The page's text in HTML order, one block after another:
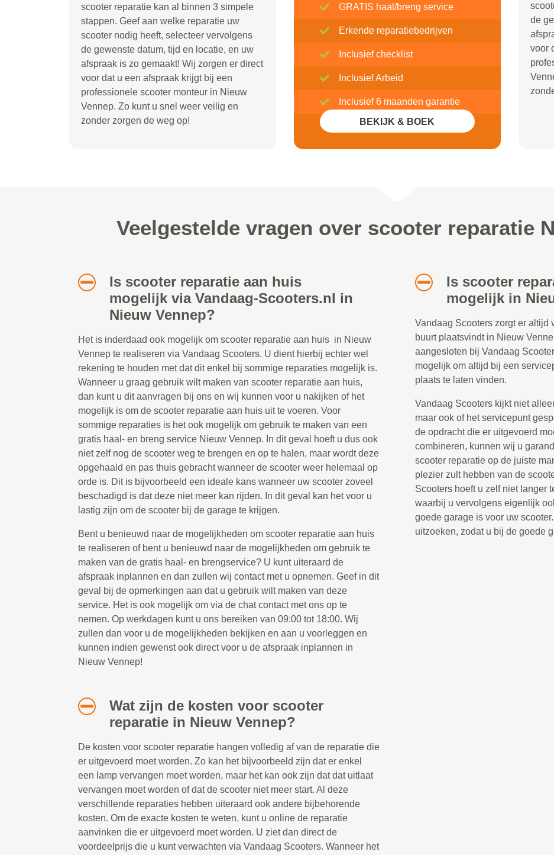
scooter reparatie kan al binnen 3 simpele
stappen. Geef aan welke reparatie uw
scooter nodig heeft, selecteer vervolgens
de gewenste datum, tijd en locatie, en uw
afspraak is zo gemaakt! Wij zorgen er direct
voor dat u een afspraak krijgt bij een
professionele scooter monteur in Nieuw
Vennep. Zo kunt u snel weer veilig en
zonder zorgen de weg op!
GRATIS haal/breng service
Erkende reparatiebedrijven
Inclusief checklist
Inclusief Arbeid
Inclusief 6 maanden garantie
Inclusief 20% Korting
BEKIJK & BOEK
de
voor
Veelgestelde vragen over scooter reparatie
Is scooter reparatie aan huis
mogelijk via Vandaag-Scooters.nl in
Nieuw Vennep?
Het is inderdaad ook mogelijk om scooter reparatie aan huis in Nieuw
Vennep te realiseren via Vandaag Scooters. U dient hierbij echter wel
rekening te houden met dat dit enkel bij sommige reparaties mogelijk is.
Wanneer u graag gebruik wilt maken van scooter reparatie aan huis,
dan kunt u dit aanvragen bij ons en wij kunnen voor u nakijken of het
mogelijk is om de scooter reparatie aan huis uit te voeren. Voor
sommige reparaties is het ook mogelijk om gebruik te maken van een
gratis haal- en breng service Nieuw Vennep. In dit geval hoeft u dus ook
niet zelf nog de scooter weg te brengen en op te halen, maar wordt deze
opgehaald en pas thuis gebracht wanneer de scooter weer helemaal op
orde is. Dit is bijvoorbeeld een ideale kans wanneer uw scooter zoveel
beschadigd is dat deze niet meer kan rijden. In dit geval kan het voor u
lastig zijn om de scooter bij de garage te krijgen.
Bent u benieuwd naar de mogelijkheden om scooter reparatie aan huis
te realiseren of bent u benieuwd naar de mogelijkheden om gebruik te
maken van de gratis haal- en brengservice? U kunt uiteraard de
afspraak inplannen en dan zullen wij contact met u opnemen. Geef in dit
geval bij de opmerkingen aan dat u gebruik wilt maken van deze
service. Het is ook mogelijk om via de chat contact met ons op te
nemen. Op werkdagen kunt u ons bereiken van 09:00 tot 18:00. Wij
zullen dan voor u de mogelijkheden bekijken en aan u voorleggen en
kunnen indien gewenst ook direct voor u de afspraak inplannen in
Nieuw Vennep!
Wat zijn de kosten voor scooter
reparatie in Nieuw Vennep?
De kosten voor scooter reparatie hangen volledig af van de reparatie die
er uitgevoerd moet worden. Zo kan het bijvoorbeeld zijn dat er enkel
een lamp vervangen moet worden, maar het kan ook zijn dat dat uitlaat
vervangen moet worden of dat de scooter niet meer start. Al deze
verschillende reparaties hebben uiteraard ook andere bijbehorende
kosten. Om de exacte kosten te weten, kunt u online de reparatie
aanvinken die er uitgevoerd moet worden. U ziet dan direct de
voordeelprijs die u kunt verwachten via Vandaag Scooters. Wanneer het
Is scooter
mogelijk in
Vandaag Scooters zorgt er altijd
buurt plaatsvindt in Nieuw
aangesloten bij Vandaag
mogelijk om altijd bij een
plaats te laten vinden.
Vandaag Scooters kijkt niet
maar ook of het servicepunt
de opdracht die er uitgevoerd
combineren, kunnen wij u
scooter reparatie op de juiste
plezier zult hebben van de
Scooters hoeft u zelf niet langer
waarbij u vervolgens eigenlijk
goede garage is voor uw
uitzoeken, zodat u bij de goede